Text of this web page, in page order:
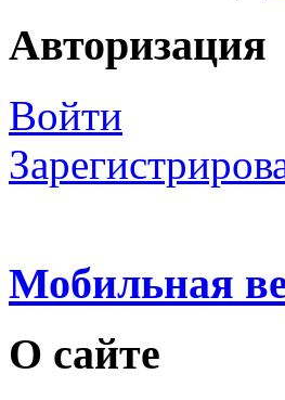
Авторизация
Войти
Мобильная
О сайте